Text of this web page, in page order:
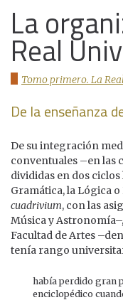
La
Real
Tomo primero. La
De la enseñanza
De su integración
conventuales –en las
divididas en dos ciclos
Gramática, la Lógica
cuadrivium, con las
Música y
Facultad de Artes
tenía rango
había perdido gran
enciclopédico